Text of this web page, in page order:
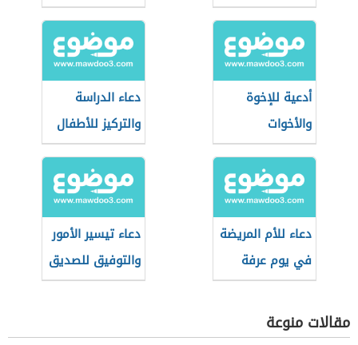
أدعية للإخوة
والأخوات
دعاء الدراسة
والتركيز للأطفال
دعاء للأم المريضة
في يوم عرفة
دعاء تيسير الأمور
والتوفيق للصديق
مقالات منوعة